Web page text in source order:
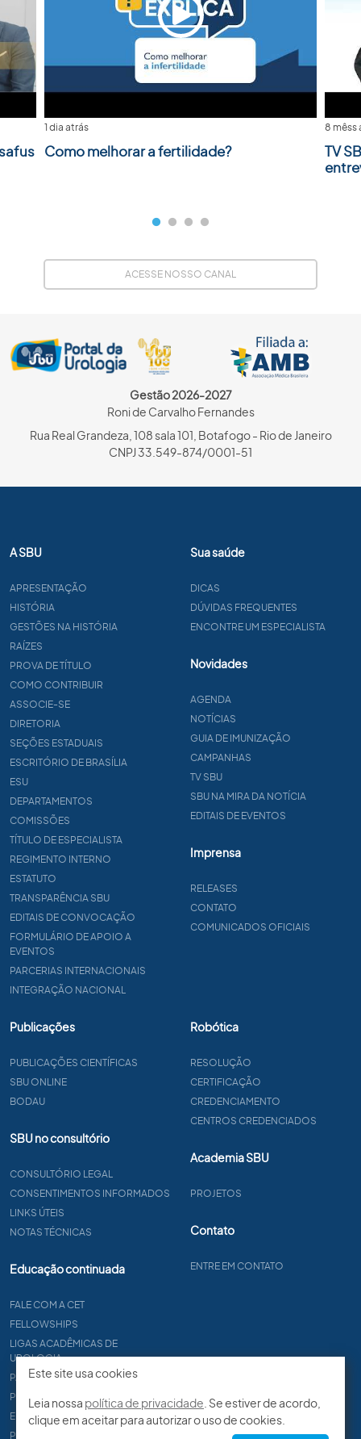
1 dia atrás
Como melhorar a fertilidade?
8 mêss
TV
ACESSE NOSSO CANAL
Gestão 2026-2027
Roni de Carvalho Fernandes
Rua Real Grandeza, 108 sala 101, Botafogo - Rio de Janeiro
CNPJ 33.549-874/0001-51
A SBU
APRESENTAÇÃO
HISTÓRIA
GESTÕES NA HISTÓRIA
RAÍZES
PROVA DE TÍTULO
COMO CONTRIBUIR
ASSOCIE-SE
DIRETORIA
SEÇÕES ESTADUAIS
ESCRITÓRIO DE BRASÍLIA
ESU
DEPARTAMENTOS
COMISSÕES
TÍTULO DE ESPECIALISTA
REGIMENTO INTERNO
ESTATUTO
TRANSPARÊNCIA SBU
EDITAIS DE CONVOCAÇÃO
FORMULÁRIO DE APOIO A
EVENTOS
PARCERIAS INTERNACIONAIS
INTEGRAÇÃO NACIONAL
Sua saúde
DICAS
DÚVIDAS FREQUENTES
ENCONTRE UM ESPECIALISTA
Novidades
AGENDA
NOTÍCIAS
GUIA DE IMUNIZAÇÃO
CAMPANHAS
TV SBU
SBU NA MIRA DA NOTÍCIA
EDITAIS DE EVENTOS
Imprensa
RELEASES
CONTATO
COMUNICADOS OFICIAIS
Publicações
PUBLICAÇÕES CIENTÍFICAS
SBU ONLINE
BODAU
SBU no consultório
CONSULTÓRIO LEGAL
CONSENTIMENTOS INFORMADOS
LINKS ÚTEIS
NOTAS TÉCNICAS
Educação continuada
FALE COM A CET
FELLOWSHIPS
LIGAS ACADÊMICAS DE
UROLOGIA
PAPER
PROCET
EDITAIS
PROGRAMA DE RESIDÊNCIA
Robótica
RESOLUÇÃO
CERTIFICAÇÃO
CREDENCIAMENTO
CENTROS CREDENCIADOS
Academia SBU
PROJETOS
Contato
ENTRE EM CONTATO
Este site usa cookies
Leia nossa política de privacidade . Se estiver de acordo,
clique em aceitar para autorizar o uso de cookies.